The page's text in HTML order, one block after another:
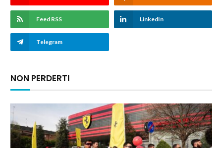
Feed RSS LinkedIn
Telegram
NON PERDERTI